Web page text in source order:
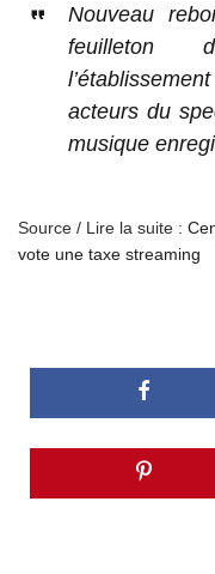
Nouveau
feuilleton
acteurs du
musique
Source / Lire la suite :
vote une taxe streaming